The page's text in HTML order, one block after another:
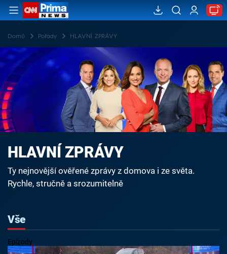
Domů Pořady HLAVNÍ ZPRÁVY
HLAVNÍ ZPRÁVY
Ty nejnovější ověřené zprávy z domova i ze světa.
Rychle, stručně a srozumitelně
Vše
Epizody